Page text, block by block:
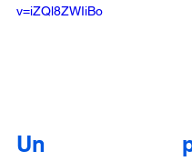
v=iZQl8ZWIiBo
Un